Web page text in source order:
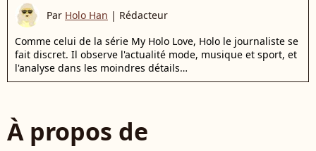
Par Holo Han | Rédacteur
Comme celui de la série My Holo Love, Holo le journaliste se
fait discret. Il observe l'actualité mode, musique et sport, et
l'analyse dans les moindres détails…
À propos de